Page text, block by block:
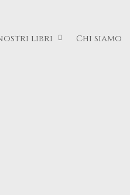
libri Chi siamo